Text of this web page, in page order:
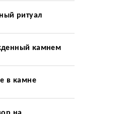
ритуал
камнем
в камне